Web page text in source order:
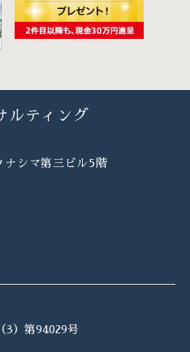
ルティング
シマ第三ビル5階
3）第94029号